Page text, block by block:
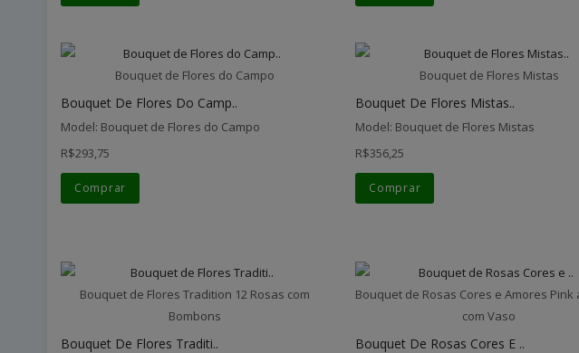
Bouquet de Flores do Campo
Bouquet De Flores Do Camp..
Model: Bouquet de Flores do Campo
R$293,75
Comprar
Bouquet de Flores Mistas
Bouquet De Flores Mistas..
Model: Bouquet de Flores Mistas
R$356,25
Comprar
Bouquet de Flores Tradition 12 Rosas com
Bombons
Bouquet De Flores Traditi..
Bouquet de Rosas Cores e Amores Pink
com Vaso
Bouquet De Rosas Cores E ..